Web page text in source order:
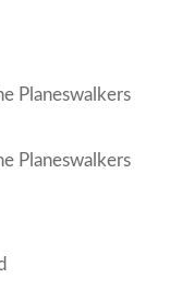
Planeswalkers
Planeswalkers